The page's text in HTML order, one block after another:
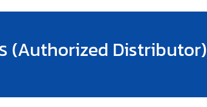
(Authorized Distributor)